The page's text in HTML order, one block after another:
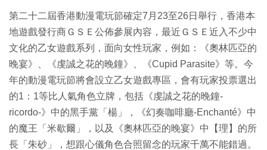
第二十二屆香港動漫電玩節確定7月23至26日舉行，香港本
地遊戲發行商ＧＳＥ公佈參展內容，最近ＧＳＥ近入不少中
文化的乙女遊戲系列，面向女性玩家，例如：《奧林匹亞的
晚宴》、《虔誠之花的晚鐘》、《Cupid Parasite》等。今
年的動漫電玩節將會設立乙女遊戲專區，會有玩家投票選出
的1：1等比人氣角色立牌，包括《虔誠之花的晚鐘-
ricordo-》中的黑手黨「楊」，《幻奏咖啡廳-Enchanté》中
的魔王「米歇爾」，以及《奧林匹亞的晚宴》中【理】的所
長「朱砂」，想跟心儀角色合照留念的玩家千萬不能錯過。